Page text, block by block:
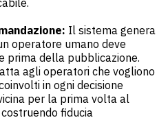
Il sistema genera
operatore umano deve
prima della pubblicazione.
agli operatori che vogliono
in ogni decisione
per la prima volta al
fiducia